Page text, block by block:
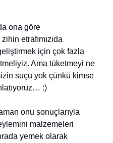
ona göre
etrafımızıda
için çok fazla
Ama tüketmeyi ne
suçu yok çünkü kimse
:)
onu sonuçlarıyla
malzemeleri
yemek olarak